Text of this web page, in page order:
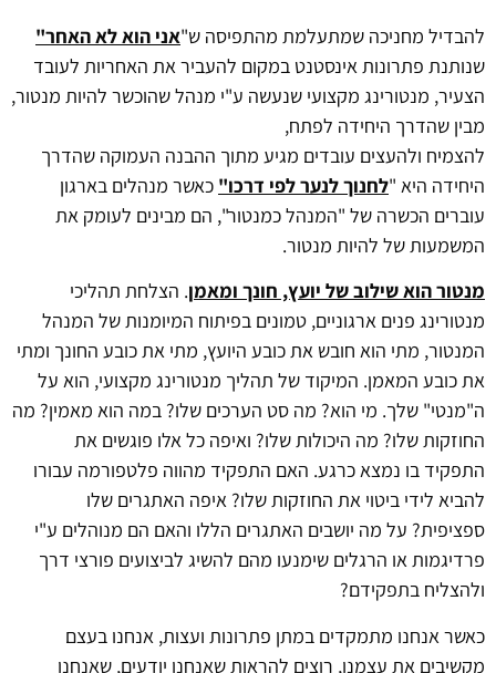
להבדיל מחניכה שמתעלמת מהתפיסה ש"אני הוא לא האחר"
שנותנת פתרונות אינסטנט במקום להעביר את האחריות לעובד
הצעיר, מנטורינג מקצועי שנעשה ע"י מנהל שהוכשר להיות מנטור,
מבין שהדרך היחידה לפתח,
להצמיח ולהעצים עובדים מגיע מתוך ההבנה העמוקה שהדרך
היחידה היא "לחנוך לנער לפי דרכו" כאשר מנהלים בארגון
עוברים הכשרה של "המנהל כמנטור", הם מבינים לעומק את
המשמעות של להיות מנטור.
מנטור הוא שילוב של יועץ, חונך ומאמן. הצלחת תהליכי
מנטורינג פנים ארגוניים, טמונים בפיתוח המיומנות של המנהל
המנטור, מתי הוא חובש את כובע היועץ, מתי את כובע החונך ומתי
את כובע המאמן. המיקוד של תהליך מנטורינג מקצועי, הוא על
ה"מנטי" שלך. מי הוא? מה סט הערכים שלו? במה הוא מאמין? מה
החוזקות שלו? מה היכולות שלו? ואיפה כל אלו פוגשים את
התפקיד בו נמצא כרגע. האם התפקיד מהווה פלטפורמה עבורו
להביא לידי ביטוי את החוזקות שלו? איפה האתגרים שלו
ספציפית? על מה יושבים האתגרים הללו והאם הם מנוהלים ע"י
פרדיגמות או הרגלים שימנעו מהם להשיג לביצועים פורצי דרך
ולהצליח בתפקידם?
כאשר אנחנו מתמקדים במתן פתרונות ועצות, אנחנו בעצם
מקשיבים את עצמנו, רוצים להראות שאנחנו יודעים, שאנחנו